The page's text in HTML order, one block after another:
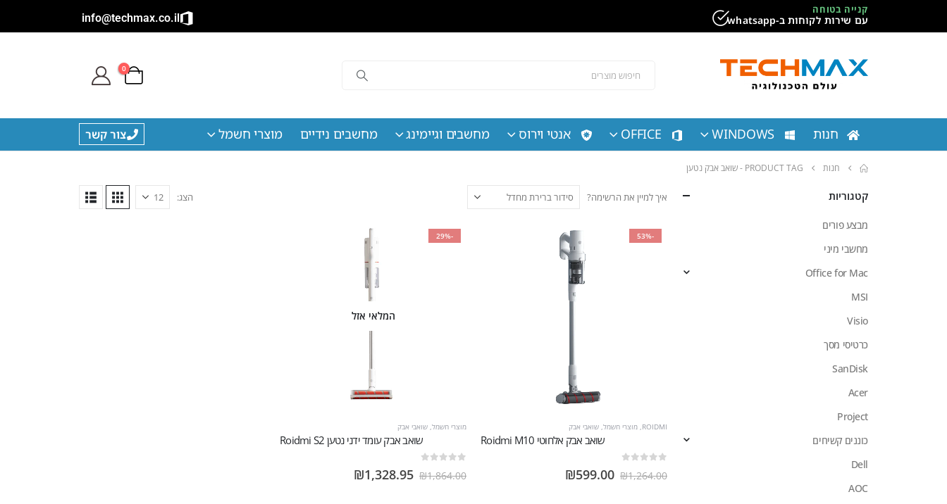
קנייה בטוחה
עם שירות לקוחות ב-whatsapp info@techmax.co.il
0
חנות WINDOWS
OFFICE אנטי וירוס מחשבים וגיימינג מחשבים נידיים מוצרי חשמל צור קשר
חנות PRODUCT TAG - ‏שואב אבק נטען
איך למיין את הרשימה? הצג:
-53%
ROIDMI
, מוצרי חשמל, שואבי אבק
שואב אבק אלחוטי Roidmi M10
₪1,264.00
₪599.00
-29%
המלאי אזל
מוצרי חשמל, שואבי אבק
‏שואב אבק עומד ידני נטען Roidmi S2
₪1,864.00
₪1,328.95
קטגוריות
מבצע פורים
מחשבי מיני
Office for Mac
MSI
Visio
כרטיסי מסך
SanDisk
Acer
Project
כוננים קשיחים
Dell
AOC